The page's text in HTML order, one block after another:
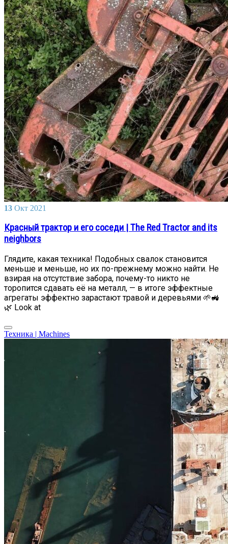
13 Окт 2021
Красный трактор и его соседи | The Red Tractor and its
neighbors
Глядите, какая техника! Подобных свалок становится
меньше и меньше, но их по-прежнему можно найти. Не
взирая на отсутствие забора, почему-то никто не
торопится сдавать её на металл, — в итоге эффектные
агрегаты эффектно зарастают травой и деревьями 🌱🚜
🌿 Look at
Техника | Machines